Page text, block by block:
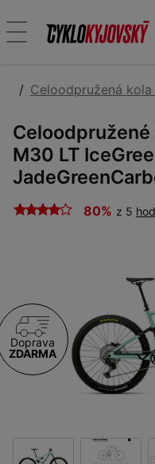
Celoodpružená kola
Celoodpružené
M30 LT
80% z 5
Doprava
ZDARMA